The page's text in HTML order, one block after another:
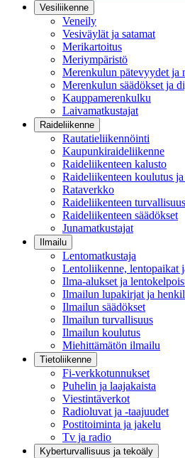
Vesiliikenne
Veneily
Vesiväylät ja satamat
Merikartoitus
Meriympäristö
Merenkulun pätevyydet ja
Merenkulun säädökset ja
Kauppamerenkulku
Laivamatkustajat
Raideliikenne
Rautatieliikennöinti
Kaupunkiraideliikenne
Raideliikenteen kalusto
Raideliikenteen koulutus
Rataverkko
Raideliikenteen
Raideliikenteen säädökset
Junamatkustajat
Ilmailu
Lentomatkustaja
Lentoliikenne, lentopaikat
Ilma-alukset ja
Ilmailun lupakirjat ja
Ilmailun säädökset
Ilmailun turvallisuus
Ilmailun koulutus
Miehittämätön ilmailu
Tietoliikenne
Fi-verkkotunnukset
Puhelin ja laajakaista
Viestintäverkot
Radioluvat ja -taajuudet
Postitoiminta ja jakelu
Tv ja radio
Kyberturvallisuus ja tekoäly